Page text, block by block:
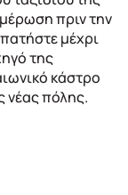
πριν την
μέχρι
της
κάστρο
νέας πόλης.